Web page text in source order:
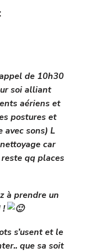
:
de 10h30
soi alliant
aériens et
postures et
sons) L
car
qq places
à prendre un
!
s’usent et le
que sa soit